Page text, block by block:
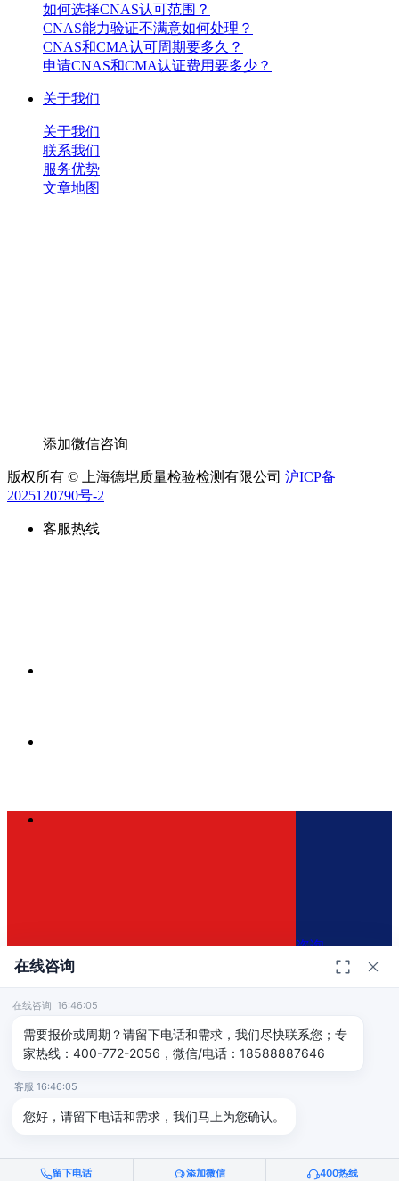
如何选择CNAS认可范围？
CNAS能力验证不满意如何处理？
CNAS和CMA认可周期要多久？
申请CNAS和CMA认证费用要多少？
关于我们
关于我们
联系我们
服务优势
文章地图
添加微信咨询
版权所有 © 上海德垲质量检验检测有限公司 沪ICP备
2025120790号-2
客服热线
400-772-2056
咨询
免费咨询方案
在线咨询
在线咨询 16:46:05
需要报价或周期？请留下电话和需求，我们尽快联系您；专
家热线：400-772-2056，微信/电话：18588887646
客服 16:46:05
您好，请留下电话和需求，我们马上为您确认。
留下电话 添加微信 400热线